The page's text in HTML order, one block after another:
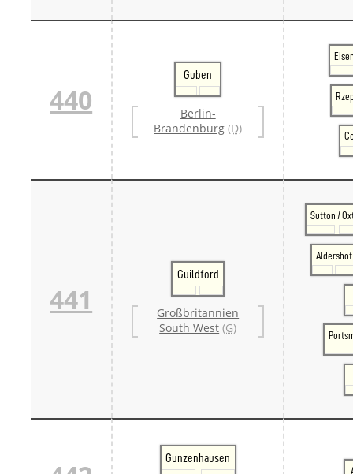
440
Guben
Berlin-
Brandenburg (D)
441
Guildford
Großbritannien
South West (G)
Sutton /
Aldershot
Gunzenhausen